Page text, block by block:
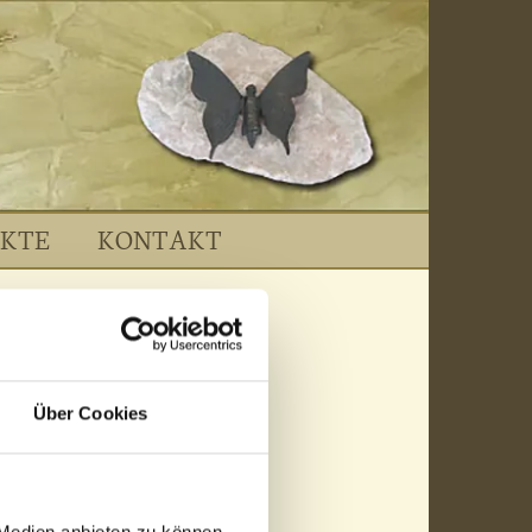
Über Cookies
KONTAKT